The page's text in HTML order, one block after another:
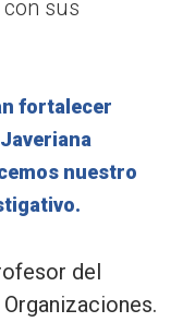
sus
fortalecer
nuestro
del